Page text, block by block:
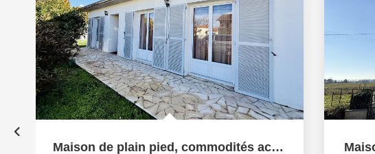
Maison de plain pied, commodités accessibles à pied